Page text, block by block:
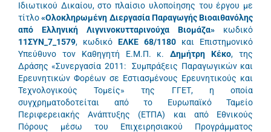
Ιδιωτικού Δικαίου, στο πλαίσιο υλοποίησης του έργου με
τίτλο«Ολοκληρωμένη Διεργασία Παραγωγής Βιοαιθανόλης
από Ελληνική Λιγνινοκυτταρινούχα Βιομάζα» κωδικό
11ΣΥΝ_7_1579, κωδικό ΕΛΚΕ 68/1180 και Επιστημονικό
Υπεύθυνο τον Καθηγητή Ε.Μ.Π. κ.Δημήτρη Κέκο, της
Δράσης «Συνεργασία 2011: Συμπράξεις Παραγωγικών και
Ερευνητικών Φορέων σε Εστιασμένους Ερευνητικούς και
Τεχνολογικούς Τομείς» της ΓΓΕΤ, η οποία
συγχρηματοδοτείται από το Ευρωπαϊκό Ταμείο
Περιφερειακής Ανάπτυξης (ΕΤΠΑ) και από Εθνικούς
Πόρους μέσω του Επιχειρησιακού Προγράμματος